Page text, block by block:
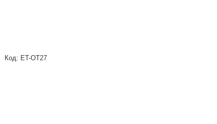
Код: ET-OT27